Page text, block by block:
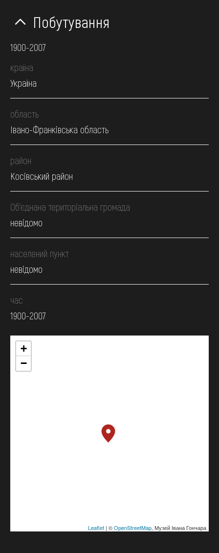
Побутування
1900-2007
країна
Україна
область
Івано-Франківська область
район
Косівський район
Об’єднана територіальна громада
невідомо
населений пункт
невідомо
час
1900-2007
+
−
Leaflet| ©OpenStreetMap, Музей Івана Гончара